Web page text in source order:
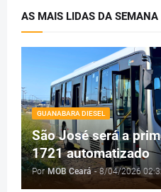
AS MAIS LIDAS DA SEMANA
GUANABARA DIESEL
São José será a
1721 automatizado
Por MOB Ceará - 8/04/2026